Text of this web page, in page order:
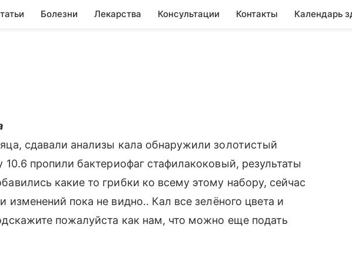
Болезни Лекарства Консультации Контакты Календарь
сдавали анализы кала обнаружили золотистый
10.6 пропили бактериофаг стафилакоковый, результаты
какие то грибки ко всему этому набору, сейчас
изменений пока не видно.. Кал все зелёного цвета и
пожалуйста как нам, что можно еще подать